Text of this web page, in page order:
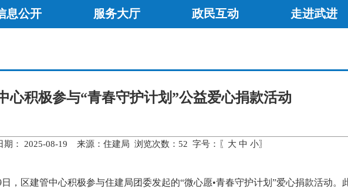
息公开 服务大厅 政民互动 走进武进
心积极参与“青春守护计划”公益爱心捐款活动
期： 2025-08-19 来源：住建局 浏览次数： 52 字号：〖 大 中 小〗
，区建管中心积极参与住建局团委发起的“微心愿•青春守护计划”爱心捐款活动。